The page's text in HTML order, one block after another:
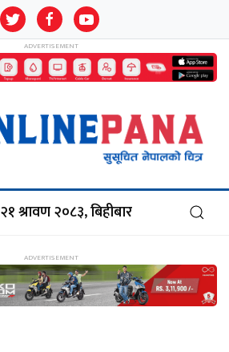
२१ श्रावण २०८३, बिहीबार